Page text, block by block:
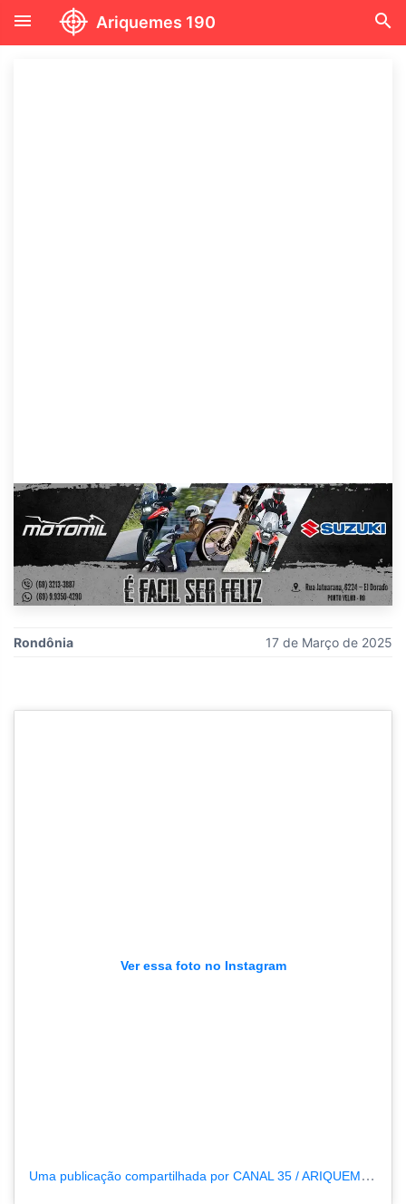
menu Ariquemes 190 search
Rondônia 17 de Março de 2025
Ver essa foto no Instagram
Uma publicação compartilhada por CANAL 35 / ARIQUEMES190 (@tvpcanal35)